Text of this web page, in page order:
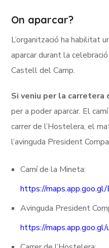
On aparcar?
L’organització ha habilitat
aparcar durant la
Castell del Camp.
Si veniu per la carretera
per a poder aparcar. El
carrer de l’Hostelera, el
l’avinguda President
Camí de la Mineta:
https://
Avinguda President
https://